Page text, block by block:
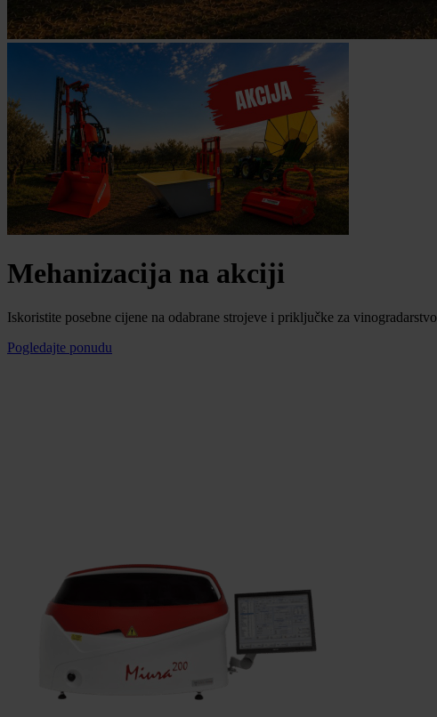
Mehanizacija na akciji
Iskoristite posebne cijene na odabrane strojeve i priključke za
Pogledajte ponudu